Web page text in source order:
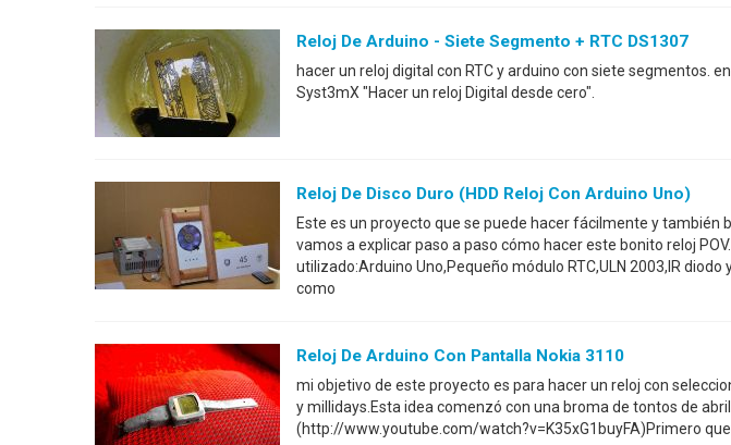
Reloj De Arduino - Siete Segmento + RTC DS1307
hacer un reloj digital con RTC y arduino con siete segmentos.
Syst3mX "Hacer un reloj Digital desde cero".
Reloj De Disco Duro (HDD Reloj Con Arduino Uno)
Este es un proyecto que se puede hacer fácilmente y también
vamos a explicar paso a paso cómo hacer este bonito reloj
utilizado:Arduino Uno,Pequeño módulo RTC,ULN 2003,IR diodo
como
Reloj De Arduino Con Pantalla Nokia 3110
mi objetivo de este proyecto es para hacer un reloj con
y millidays.Esta idea comenzó con una broma de tontos de
(http://www.youtube.com/watch?v=K35xG1buyFA)Primero